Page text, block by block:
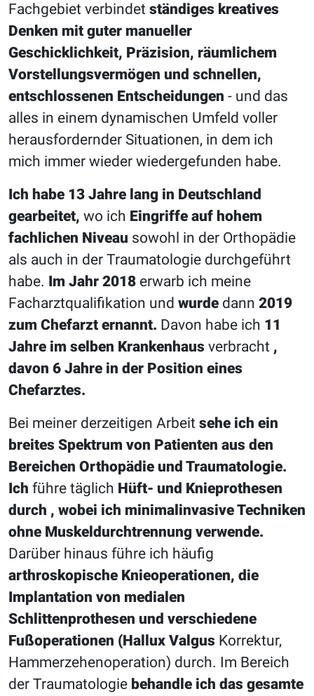
Fachgebiet verbindet ständiges kreatives
Denken mit guter manueller
Geschicklichkeit, Präzision, räumlichem
Vorstellungsvermögen und schnellen,
entschlossenen Entscheidungen - und das
alles in einem dynamischen Umfeld voller
herausfordernder Situationen, in dem ich
mich immer wieder wiedergefunden habe.
Ich habe 13 Jahre lang in Deutschland
gearbeitet, wo ich Eingriffe auf hohem
fachlichen Niveau sowohl in der Orthopädie
als auch in der Traumatologie durchgeführt
habe. Im Jahr 2018 erwarb ich meine
Facharztqualifikation und wurde dann 2019
zum Chefarzt ernannt. Davon habe ich 11
Jahre im selben Krankenhaus verbracht ,
davon 6 Jahre in der Position eines
Chefarztes.
Bei meiner derzeitigen Arbeit sehe ich ein
breites Spektrum von Patienten aus den
Bereichen Orthopädie und Traumatologie.
Ich führe täglich Hüft- und Knieprothesen
durch , wobei ich minimalinvasive Techniken
ohne Muskeldurchtrennung verwende.
Darüber hinaus führe ich häufig
arthroskopische Knieoperationen, die
Implantation von medialen
Schlittenprothesen und verschiedene
Fußoperationen (Hallux Valgus Korrektur,
Hammerzehenoperation) durch. Im Bereich
der Traumatologie behandle ich das gesamte